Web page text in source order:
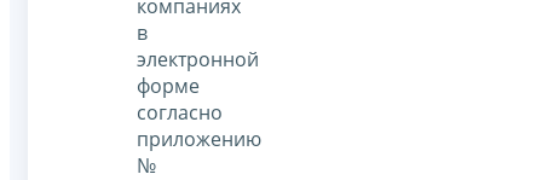
компаниях
в
электронной
форме
согласно
приложению
№